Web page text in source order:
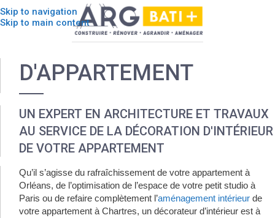
Skip to navigation
Skip to main content
D'APPARTEMENT
UN EXPERT EN ARCHITECTURE ET TRAVAUX
AU SERVICE DE LA DÉCORATION D'INTÉRIEUR
DE VOTRE APPARTEMENT
Qu’il s’agisse du rafraîchissement de votre appartement à
Orléans, de l’optimisation de l’espace de votre petit studio à
Paris ou de refaire complètement l’aménagement intérieur de
votre appartement à Chartres, un décorateur d’intérieur est à